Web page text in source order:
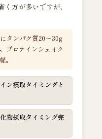
方が多いですが、
タンパク質20〜30g
プロテインシェイク
。
ン摂取タイミングと
物摂取タイミング完